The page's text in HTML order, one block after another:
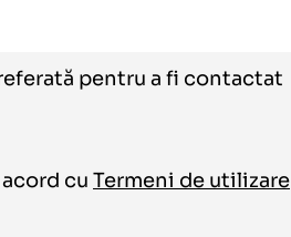
pentru a fi contactat
cu Termeni de utilizare